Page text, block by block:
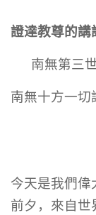
證達教尊的講
南無第三
南無十方一切
今天是我們偉
前夕，來自世